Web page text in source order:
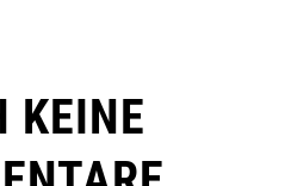
KEINE